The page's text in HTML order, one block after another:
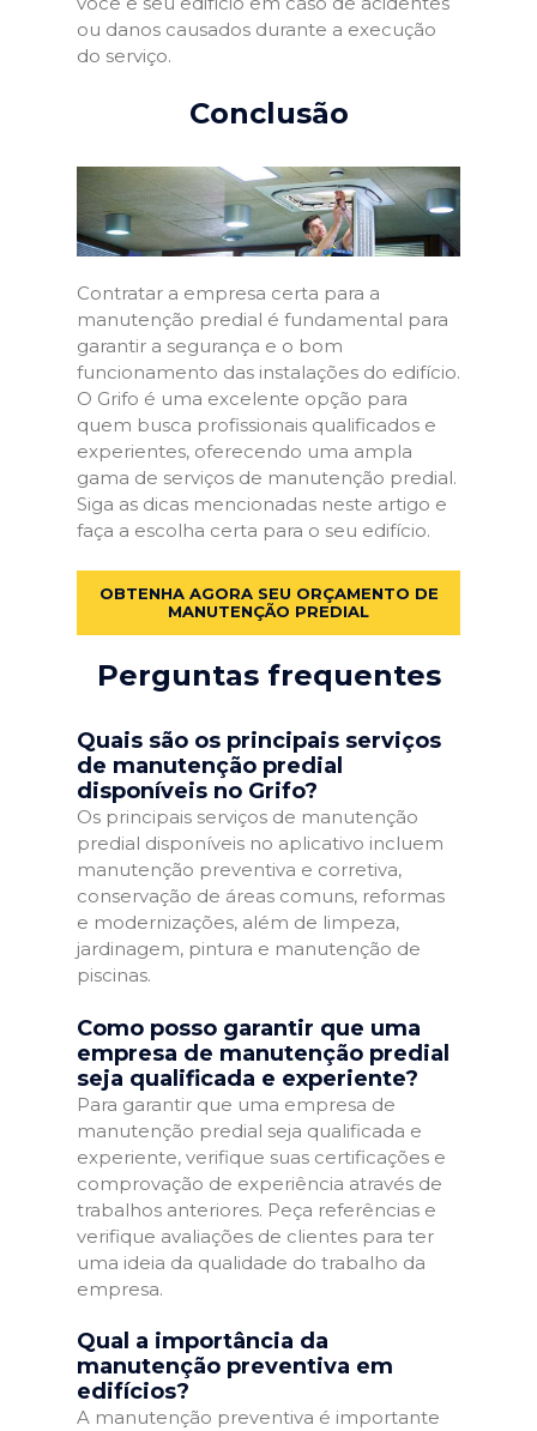
ou danos causados durante a execução
do serviço.
Conclusão
Contratar a empresa certa para a
manutenção predial é fundamental para
garantir a segurança e o bom
funcionamento das instalações do edifício.
O Grifo é uma excelente opção para
quem busca profissionais qualificados e
experientes, oferecendo uma ampla
gama de serviços de manutenção predial.
Siga as dicas mencionadas neste artigo e
faça a escolha certa para o seu edifício.
OBTENHA AGORA SEU ORÇAMENTO DE
MANUTENÇÃO PREDIAL
Perguntas frequentes
Quais são os principais serviços
de manutenção predial
disponíveis no Grifo?
Os principais serviços de manutenção
predial disponíveis no aplicativo incluem
manutenção preventiva e corretiva,
conservação de áreas comuns, reformas
e modernizações, além de limpeza,
jardinagem, pintura e manutenção de
piscinas.
Como posso garantir que uma
empresa de manutenção predial
seja qualificada e experiente?
Para garantir que uma empresa de
manutenção predial seja qualificada e
experiente, verifique suas certificações e
comprovação de experiência através de
trabalhos anteriores. Peça referências e
verifique avaliações de clientes para ter
uma ideia da qualidade do trabalho da
empresa.
Qual a importância da
manutenção preventiva em
edifícios?
A manutenção preventiva é importante